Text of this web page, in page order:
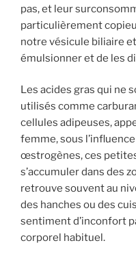
pas, et leur
particulièrement
notre vésicule biliaire
émulsionner et de les
Les acides gras qui ne
utilisés comme
cellules adipeuses,
femme, sous
œstrogènes, ces
s’accumuler dans des
retrouve souvent au
des hanches ou des
sentiment d’inconfort
corporel habituel.